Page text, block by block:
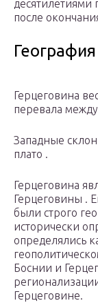
десятилетиями
после
География
Герцеговина
перевала
Западные
плато .
Герцеговина
Герцеговины .
были строго
исторически
определялись
Боснии и
Герцеговине.